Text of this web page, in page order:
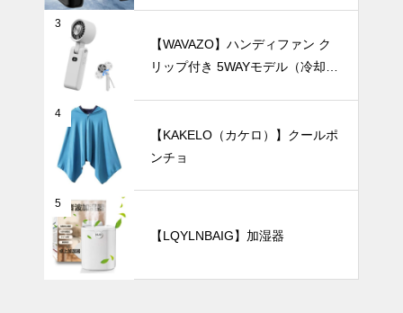
シンプルイン
テリアがもっ
とおしゃれに
なる！花瓶の
選び方から飾
り方まで徹底
ガイド。
テーブルウェア
ホームパーテ
ィーを華やか
に彩る、おし
3
【WAVAZO】ハンディファン ク
リップ付き 5WAYモデル（冷却プ
4
【KAKELO（カケロ）】クールポ
ンチョ
5
【LQYLNBAIG】加湿器